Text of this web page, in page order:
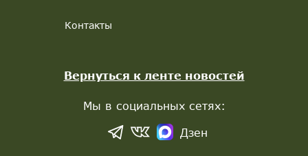
Контакты
Вернуться к ленте новостей
Мы в социальных сетях:
Дзен